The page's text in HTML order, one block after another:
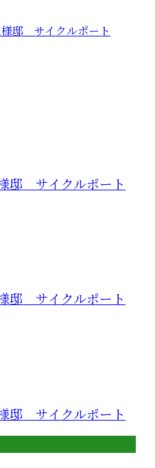
邸 サイクルポート
邸 サイクルポート
邸 サイクルポート
邸 サイクルポート